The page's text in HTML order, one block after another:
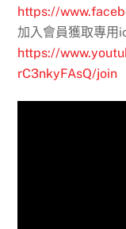
https://
加入會員獲取專用
https://
rC3nkyFAsQ/join